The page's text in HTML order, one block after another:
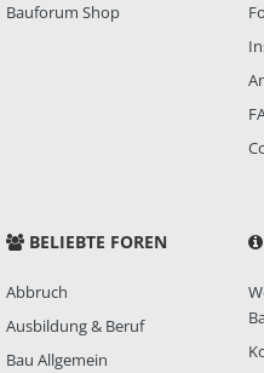
Bauforum Shop
BELIEBTE FOREN
Abbruch
Ausbildung & Beruf
Bau Allgemein